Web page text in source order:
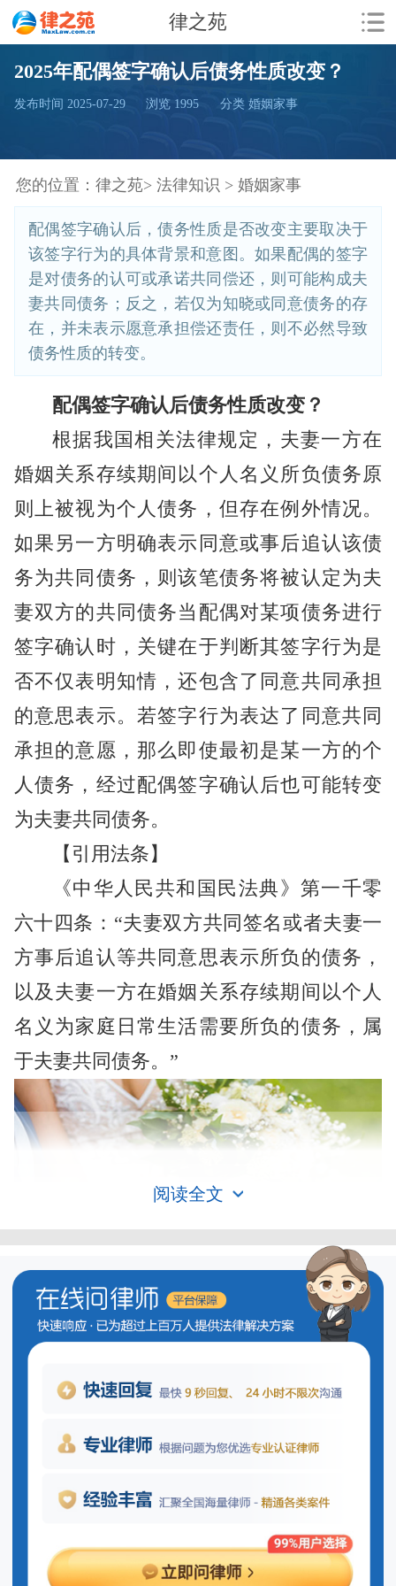
律之苑
2025年配偶签字确认后债务性质改变？
发布时间 2025-07-29 浏览 1995 分类 婚姻家事
您的位置： 律之苑> 法律知识 > 婚姻家事
配偶签字确认后，债务性质是否改变主要取决于
该签字行为的具体背景和意图。如果配偶的签字
是对债务的认可或承诺共同偿还，则可能构成夫
妻共同债务；反之，若仅为知晓或同意债务的存
在，并未表示愿意承担偿还责任，则不必然导致
债务性质的转变。
配偶签字确认后债务性质改变？
根据我国相关法律规定，夫妻一方在
婚姻关系存续期间以个人名义所负债务原
则上被视为个人债务，但存在例外情况。
如果另一方明确表示同意或事后追认该债
务为共同债务，则该笔债务将被认定为夫
妻双方的共同债务当配偶对某项债务进行
签字确认时，关键在于判断其签字行为是
否不仅表明知情，还包含了同意共同承担
的意思表示。若签字行为表达了同意共同
承担的意愿，那么即使最初是某一方的个
人债务，经过配偶签字确认后也可能转变
为夫妻共同债务。
【引用法条】
《中华人民共和国民法典》第一千零
六十四条：“夫妻双方共同签名或者夫妻一
方事后追认等共同意思表示所负的债务，
以及夫妻一方在婚姻关系存续期间以个人
名义为家庭日常生活需要所负的债务，属
于夫妻共同债务。”
一方借款另一方是否知情？
在处理一方借款而另一方是否知情的
问题时，核心在于判断这笔借款是否构成
果借款目的是为了满足家庭日常生活所
需，则通常会被视为夫妻共同债务，即使
借款仅以一方的名义进行；相反地，如果
借款超出了家庭日常生活的范畴，并且没
阅读全文